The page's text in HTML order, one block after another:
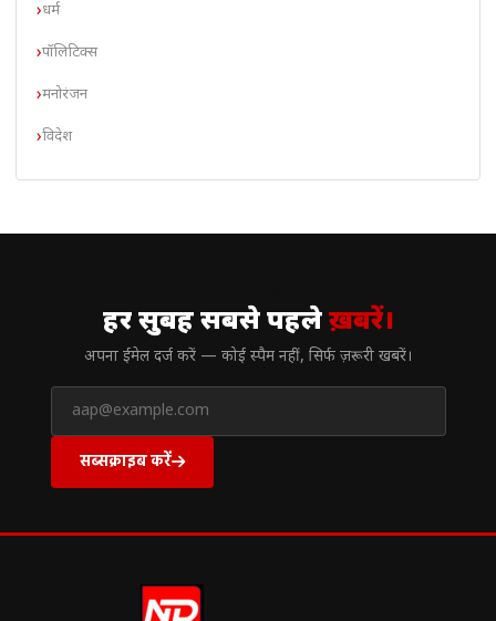
धर्म
पॉलिटिक्स
मनोरंजन
विदेश
हर सुबह सबसे पहलेख़बरें।
अपना ईमेल दर्ज करें — कोई स्पैम नहीं, सिर्फ ज़रूरी खबरें।
सब्सक्राइब करें